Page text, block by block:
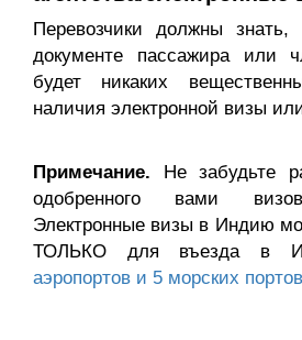
Перевозчики должны
документе пассажира или
будет никаких
наличия электронной визы
Примечание. Не забудьте
одобренного вами
Электронные визы в Индию
ТОЛЬКО для въезда в
аэропортов и 5 морских портов